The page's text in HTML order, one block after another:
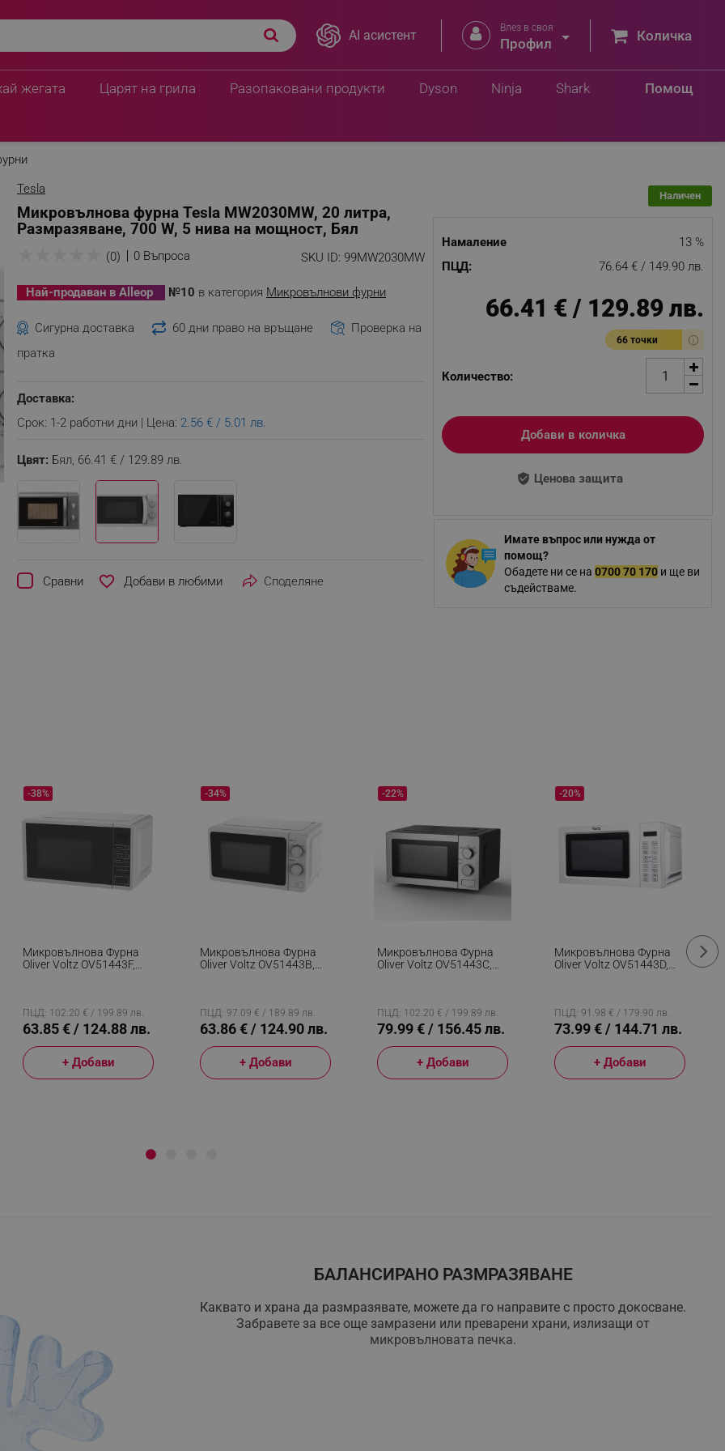
AI асистент  Влез в своя
Профил  Количка
жегата Царят на грила Разопаковани продукти Помощ
Dyson Ninja Shark
Tesla
Микровълнова фурна Tesla MW2030MW, 20 литра,
Размразяване, 700 W, 5 нива на мощност, Бял
SKU ID: 99MW2030MW
(0) 0 Въпроса
Най-продаван в Alleop №10 в категория Микровълнови фурни
Сигурна доставка 60 дни право на връщане
Проверка на
пратка
Доставка:
Срок: 1-2 работни дни | Цена: 2.56 € / 5.01 лв.
Цвят: Бял, 66.41 € / 129.89 лв.
Сравни favorite_border Споделяне
Наличен
Намаление
13 %
ПЦД:
76.64 € / 149.90 лв.
66.41 € / 129.89 лв.
66 точки
Количество:
Добави в количка
Ценова защита
Имате въпрос или нужда от
помощ?
Обадете ни се на 0700 70 170и ще ви
съдействаме.
Микровълнова Фурна
Oliver Voltz OV51443F,
-38%
ПЦД: 102.20 € / 199.89 лв.
63.85 € / 124.88 лв.
+ Добави
Микровълнова Фурна
Oliver Voltz OV51443B,
-34%
ПЦД: 97.09 € / 189.89 лв.
63.86 € / 124.90 лв.
+ Добави
Микровълнова Фурна
Oliver Voltz OV51443C,
-22%
ПЦД: 102.20 € / 199.89 лв.
79.99 € / 156.45 лв.
+ Добави
Микровълнова Фурна
Oliver Voltz OV51443D,
Бял
-20%
ПЦД: 91.98 € / 179.90 лв.
73.99 € / 144.71 лв.
+ Добави
БАЛАНСИРАНО РАЗМРАЗЯВАНЕ
Каквато и храна да размразявате, можете да го направите с просто докосване.
Забравете за все още замразени или преварени храни, излизащи от
микровълновата печка.
Размразяване, 700
ПЦД:76.64 € / 149.90 лв.
Добави в количка